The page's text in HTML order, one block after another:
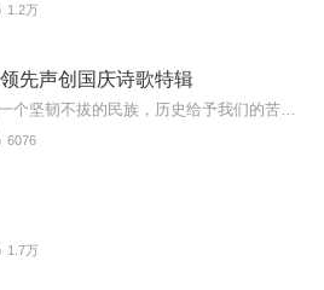
1.2万
先声创国庆诗歌特辑
6076
1.7万